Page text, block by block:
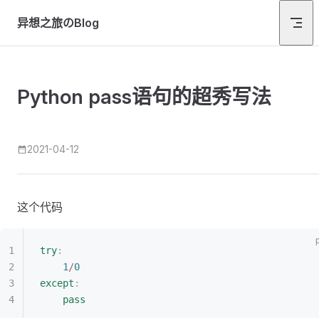
Skip to content
异想之旅のBlog
Python pass语句的超秀写法
2021-04-12
这个代码
try:
	1
/0
except :
	pass